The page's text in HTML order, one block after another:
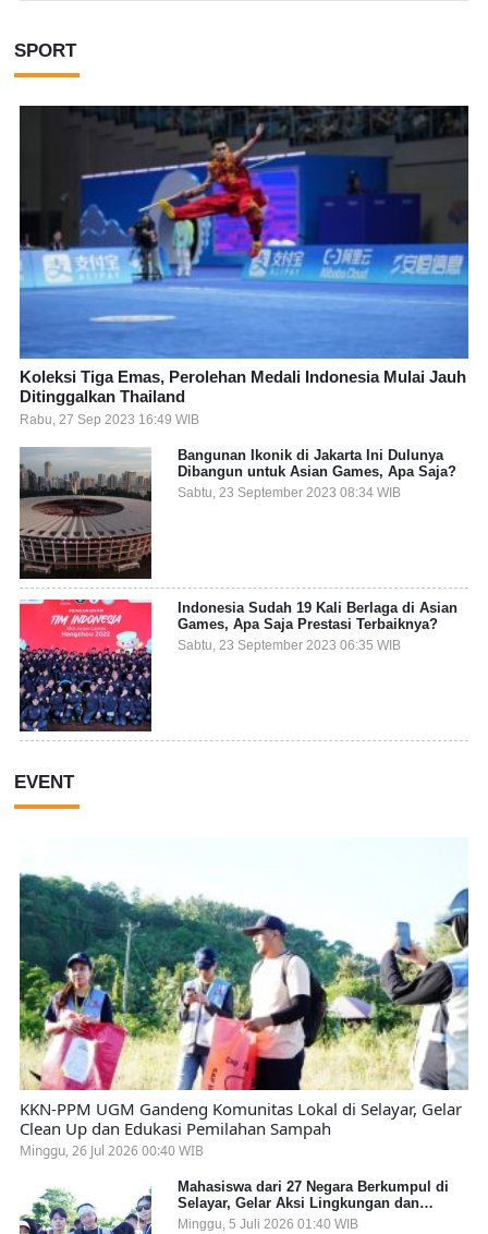
SPORT
Koleksi Tiga Emas, Perolehan Medali Indonesia Mulai Jauh
Ditinggalkan Thailand
Rabu, 27 Sep 2023 16:49 WIB
Bangunan Ikonik di Jakarta Ini Dulunya
Dibangun untuk Asian Games, Apa Saja?
Sabtu, 23 September 2023 08:34 WIB
Indonesia Sudah 19 Kali Berlaga di Asian
Games, Apa Saja Prestasi Terbaiknya?
Sabtu, 23 September 2023 06:35 WIB
EVENT
KKN-PPM UGM Gandeng Komunitas Lokal di Selayar, Gelar
Clean Up dan Edukasi Pemilahan Sampah
Minggu, 26 Jul 2026 00:40 WIB
Mahasiswa dari 27 Negara Berkumpul di
Selayar, Gelar Aksi Lingkungan dan
Dalami Kearifan Lokal Bumi Tanadoang
Minggu, 5 Juli 2026 01:40 WIB